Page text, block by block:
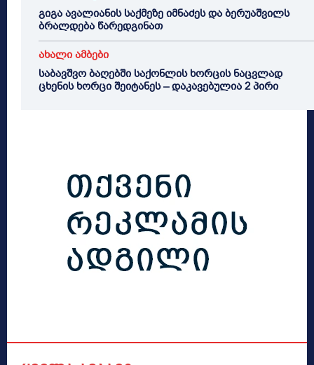
გიგა ავალიანის საქმეზე იმნაძეს და ბერუაშვილს
ბრალდება წარედგინათ
ახალი ამბები
საბავშვო ბაღებში საქონლის ხორცის ნაცვლად
ცხენის ხორცი შეიტანეს – დაკავებულია 2 პირი